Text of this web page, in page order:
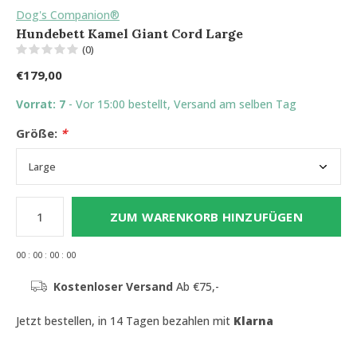
Dog's Companion®
Hundebett Kamel Giant Cord Large
(0)
€179,00
Vorrat: 7 - Vor 15:00 bestellt, Versand am selben Tag
Größe: *
ZUM WARENKORB HINZUFÜGEN
00 : 00 : 00 : 00
Kostenloser Versand Ab €75,-
Jetzt bestellen, in 14 Tagen bezahlen mit Klarna